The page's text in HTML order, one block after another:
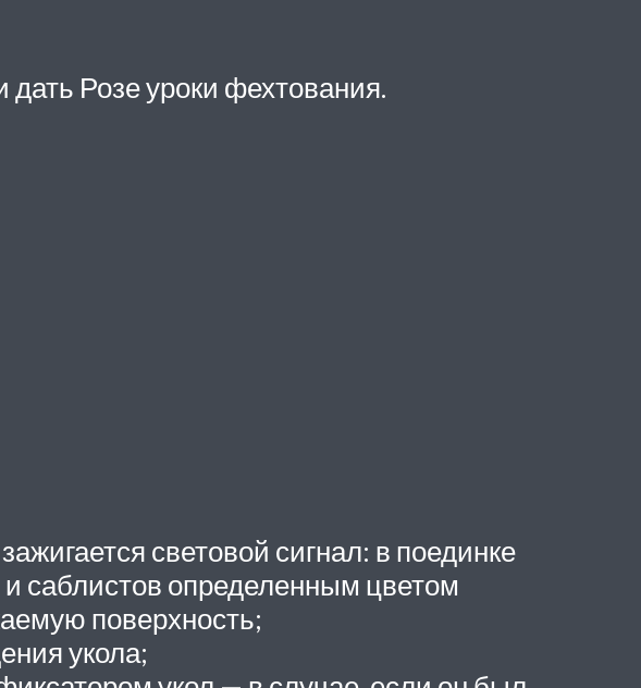
Розе уроки фехтования.
световой сигнал: в поединке
саблистов определенным цветом
поверхность;
укола;